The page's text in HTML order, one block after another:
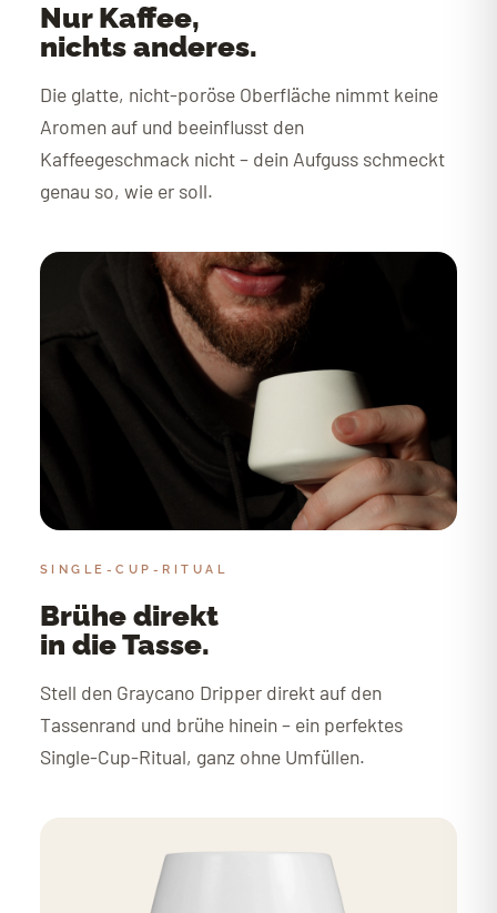
Nur Kaffee,
nichts anderes.
Die glatte, nicht-poröse Oberfläche nimmt keine
Aromen auf und beeinflusst den
Kaffeegeschmack nicht – dein Aufguss schmeckt
genau so, wie er soll.
SINGLE-CUP-RITUAL
Brühe direkt
in die Tasse.
Stell den Graycano Dripper direkt auf den
Tassenrand und brühe hinein – ein perfektes
Single-Cup-Ritual, ganz ohne Umfüllen.